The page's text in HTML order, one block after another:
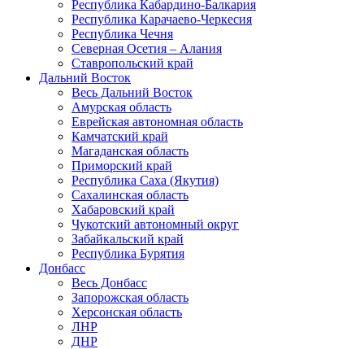
Республика Кабардино-Балкария
Республика Карачаево-Черкесия
Республика Чечня
Северная Осетия – Алания
Ставропольский край
Дальний Восток
Весь Дальний Восток
Амурская область
Еврейская автономная область
Камчатский край
Магаданская область
Приморский край
Республика Саха (Якутия)
Сахалинская область
Хабаровский край
Чукотский автономный округ
Забайкальский край
Республика Бурятия
Донбасс
Весь Донбасс
Запорожская область
Херсонская область
ЛНР
ДНР